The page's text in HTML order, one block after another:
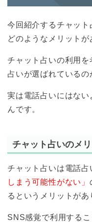
今回紹介するチャット
どのようなメリットが
チャット占いの利用を
占いが選ばれているの
実は電話占いにはな
んです。
チャット占いのメ
チャット占いは電話占
しまう可能性がない」
るというメリットがあ
SNS感覚で利用する